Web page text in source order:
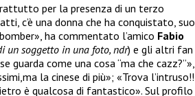
per la presenza di un terzo
c’è una donna che ha conquistato, suo
ha commentato l’amico Fabio
un soggetto in una foto, ndr) e gli altri fan
come una cosa “ma che cazz?”»,
la cinese di più»; «Trova l’intruso!!
è qualcosa di fantastico». Sul profilo